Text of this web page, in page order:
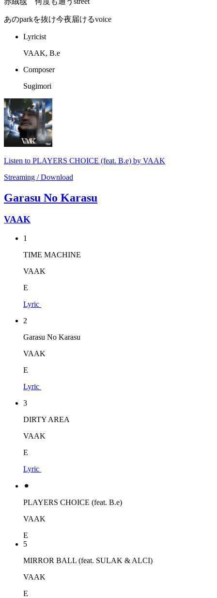
あのparkを抜け今夜届けるvoice
Lyricist
VAAK, B.e
Composer
Sugimori
Listen to PLAYERS CHOICE (feat. B.e) by VAAK
Streaming / Download
Garasu No Karasu
VAAK
1
TIME MACHINE
VAAK
E
Lyric
2
Garasu No Karasu
VAAK
E
Lyric
3
DIRTY AREA
VAAK
E
Lyric
⚫︎
PLAYERS CHOICE (feat. B.e)
VAAK
E
5
MIRROR BALL (feat. SULAK & ALCI)
VAAK
E